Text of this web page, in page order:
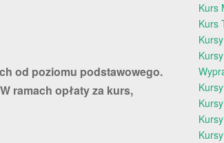
od poziomu podstawowego.
ramach opłaty za kurs,
Kurs
Kurs